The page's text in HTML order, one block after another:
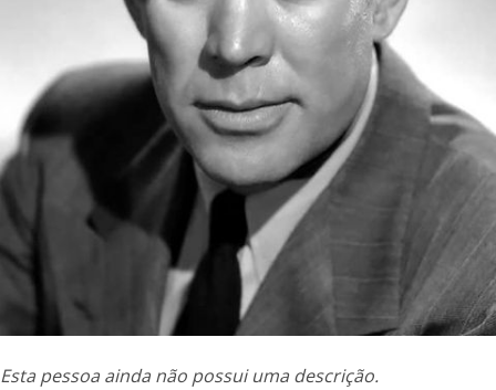
Esta pessoa ainda não possui uma descrição.